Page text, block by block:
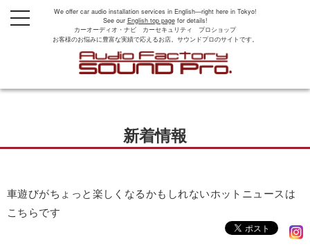
We offer car audio installation services in English—right here in Tokyo!
See our English top pagefor details!
カーオーディオ・ナビ カーセキュリティ プロショップ
お客様のお悩みに豊富な実績で応えるお店。サウンドプロのサイトです。
t
o
a
i
新着情報
車遊びがちょっと楽しくなるかもしれないホットニュースは
こちらです